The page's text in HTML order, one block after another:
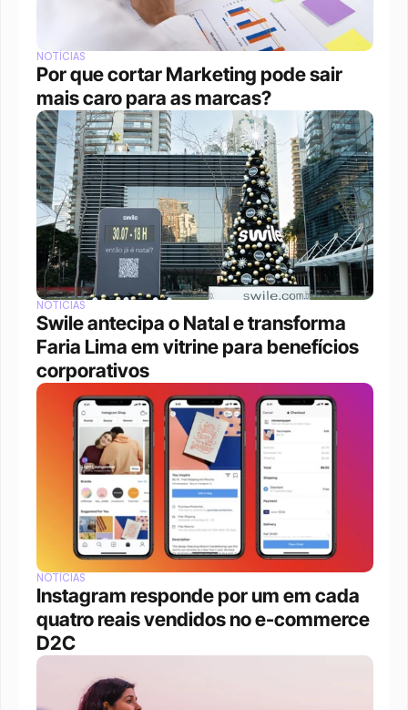
NOTÍCIAS
Por que cortar Marketing pode sair
mais caro para as marcas?
NOTÍCIAS
Swile antecipa o Natal e transforma
Faria Lima em vitrine para benefícios
corporativos
NOTÍCIAS
Instagram responde por um em cada
quatro reais vendidos no e-commerce
D2C